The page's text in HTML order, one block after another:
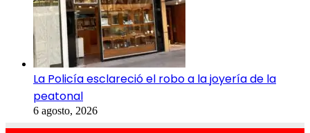
La Policía esclareció el robo a la joyería de la
peatonal
6 agosto, 2026